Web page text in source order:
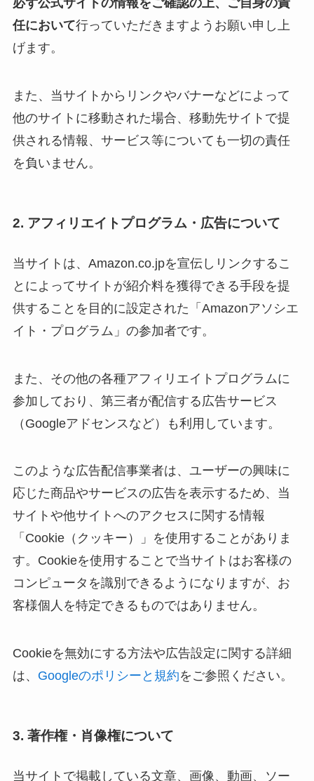
必ず公式サイトの情報をご確認の上、ご自身の責
任において行っていただきますようお願い申し上
げます。
また、当サイトからリンクやバナーなどによって
他のサイトに移動された場合、移動先サイトで提
供される情報、サービス等についても一切の責任
を負いません。
2. アフィリエイトプログラム・広告について
当サイトは、Amazon.co.jpを宣伝しリンクするこ
とによってサイトが紹介料を獲得できる手段を提
供することを目的に設定された「Amazonアソシエ
イト・プログラム」の参加者です。
また、その他の各種アフィリエイトプログラムに
参加しており、第三者が配信する広告サービス
（Googleアドセンスなど）も利用しています。
このような広告配信事業者は、ユーザーの興味に
応じた商品やサービスの広告を表示するため、当
サイトや他サイトへのアクセスに関する情報
「Cookie（クッキー）」を使用することがありま
す。Cookieを使用することで当サイトはお客様の
コンピュータを識別できるようになりますが、お
客様個人を特定できるものではありません。
Cookieを無効にする方法や広告設定に関する詳細
は、 Googleのポリシーと規約をご参照ください。
3. 著作権・肖像権について
当サイトで掲載している文章、画像、動画、ソー